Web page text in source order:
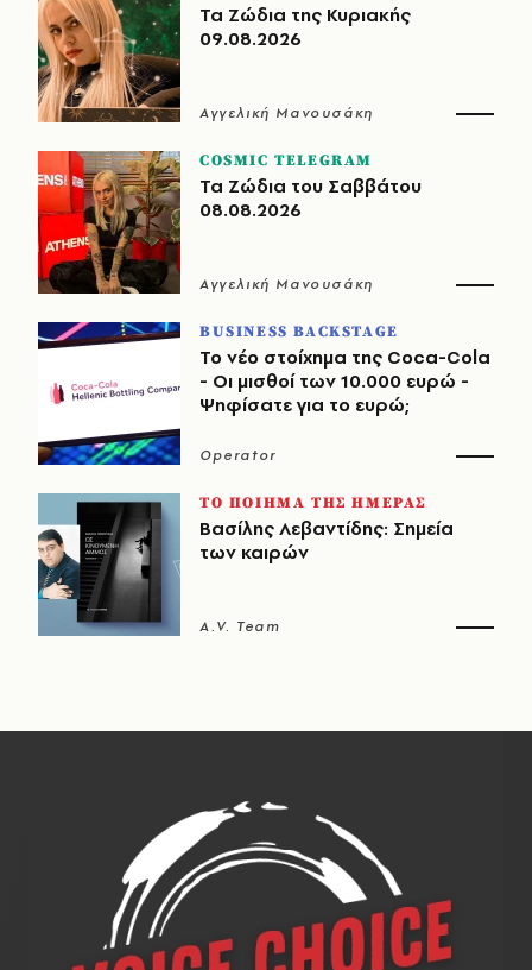
Τα Ζώδια της Κυριακής
09.08.2026
Αγγελική Μανουσάκη
COSMIC TELEGRAM
Τα Ζώδια του Σαββάτου
08.08.2026
Αγγελική Μανουσάκη
BUSINESS BACKSTAGE
Το νέο στοίχημα της Coca-Cola
- Οι μισθοί των 10.000 ευρώ -
Ψηφίσατε για το ευρώ;
Operator
ΤΟ ΠΟΙΗΜΑ ΤΗΣ ΗΜΕΡΑΣ
Βασίλης Λεβαντίδης: Σημεία
των καιρών
A.V. Team